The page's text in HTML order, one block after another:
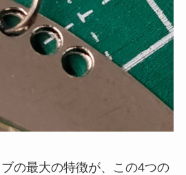
の最大の特徴が、この4つの